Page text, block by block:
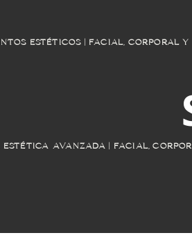
ESTÉTICOS | FACIAL, CORPORAL
ESTÉTICA AVANZADA | FACIAL,